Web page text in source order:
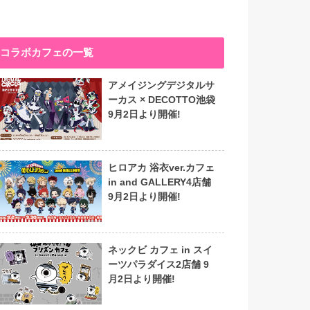
コラボカフェの一覧
アメイジングデジタルサ
ーカス × DECOTTO池袋
9月2日より開催!
ヒロアカ 浴衣ver.カフェ
in and GALLERY4店舗
9月2日より開催!
ネックビ カフェ in スイ
ーツパラダイス2店舗 9
月2日より開催!